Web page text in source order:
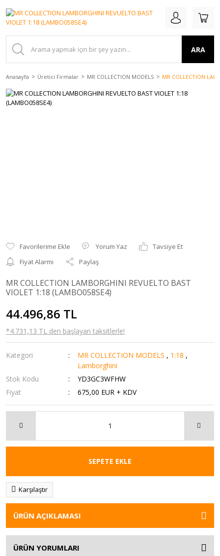
ARA
Anasayfa Üretici Firmalar MR COLLECTION MODELS MR COLLECTION
Yorum Yaz
Tavsiye Et
Fiyat Alarmı
Paylaş
MR COLLECTION LAMBORGHINI REVUELTO BAST
VIOLET 1:18 (LAMBO058SE4)
44.496,86 TL
*4.731,13 TL den başlayan taksitlerle!
Kategori MR COLLECTION MODELS , 1:18 ,
Lamborghini
Stok Kodu
YD3GC3WFHW
Fiyat
675,00 EUR + KDV
SEPETE EKLE
Karşılaştır
ÜRÜN AÇIKLAMASI
ÜRÜN YORUMLARI